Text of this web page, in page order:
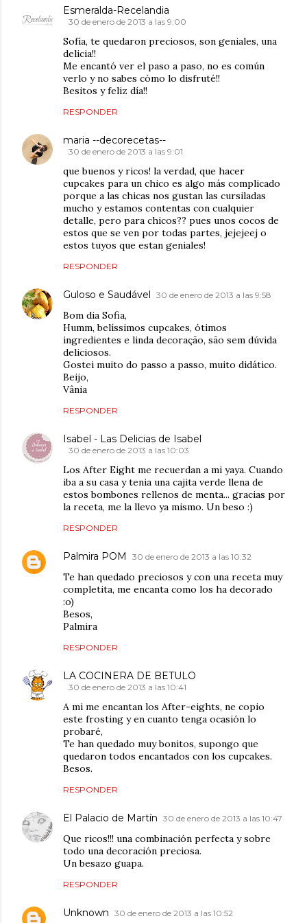
Esmeralda-Recelandia
30 de enero de 2013 a las 9:00
Sofía, te quedaron preciosos, son geniales, una
delicia!!
Me encantó ver el paso a paso, no es común
verlo y no sabes cómo lo disfruté!!
Besitos y feliz día!!
RESPONDER
maria --decorecetas--
30 de enero de 2013 a las 9:01
que buenos y ricos! la verdad, que hacer
cupcakes para un chico es algo más complicado
porque a las chicas nos gustan las cursiladas
mucho y estamos contentas con cualquier
detalle, pero para chicos?? pues unos cocos de
estos que se ven por todas partes, jejejeej o
estos tuyos que estan geniales!
RESPONDER
Guloso e Saudável 30 de enero de 2013 a las 9:58
Bom dia Sofia,
Humm, belíssimos cupcakes, ótimos
ingredientes e linda decoração, são sem dúvida
deliciosos.
Gostei muito do passo a passo, muito didático.
Beijo,
Vânia
RESPONDER
Isabel - Las Delicias de Isabel
30 de enero de 2013 a las 10:03
Los After Eight me recuerdan a mi yaya. Cuando
iba a su casa y tenia una cajita verde llena de
estos bombones rellenos de menta... gracias por
la receta, me la llevo ya mismo. Un beso :)
RESPONDER
Palmira POM 30 de enero de 2013 a las 10:32
Te han quedado preciosos y con una receta muy
completita, me encanta como los ha decorado
:o)
Besos,
Palmira
RESPONDER
LA COCINERA DE BETULO
30 de enero de 2013 a las 10:41
A mi me encantan los After-eights, ne copio
este frosting y en cuanto tenga ocasión lo
probaré,
Te han quedado muy bonitos, supongo que
quedaron todos encantados con los cupcakes.
Besos.
RESPONDER
El Palacio de Martín 30 de enero de 2013 a las 10:47
Que ricos!!! una combinación perfecta y sobre
todo una decoración preciosa.
Un besazo guapa.
RESPONDER
Unknown 30 de enero de 2013 a las 10:52